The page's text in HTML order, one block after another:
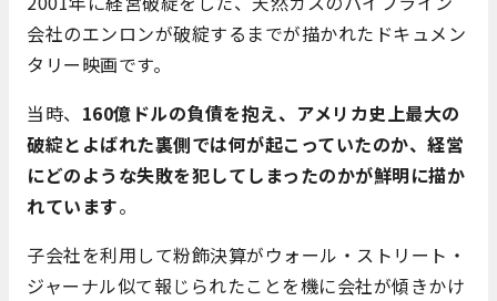
会社のエンロンが破綻するまでが描かれたドキュメン
タリー映画です。
当時、 160億ドルの負債を抱え、アメリカ史上最大の
破綻とよばれた裏側では何が起こっていたのか、経営
にどのような失敗を犯してしまったのかが鮮明に描か
れています。
子会社を利用して粉飾決算がウォール・ストリート・
ジャーナル似て報じられたことを機に会社が傾きかけ